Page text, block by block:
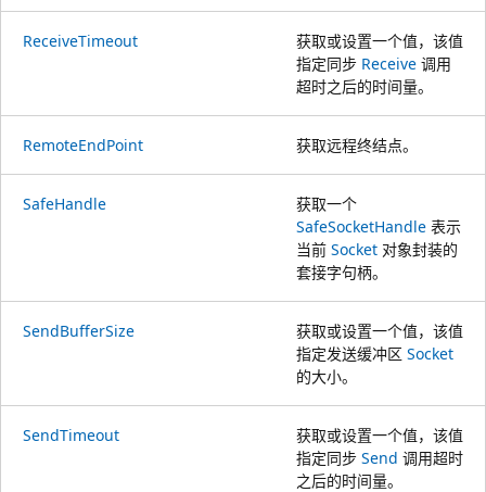
ReceiveTimeout
获取或设置一个值，该值
指定同步 Receive 调用
超时之后的时间量。
RemoteEndPoint 获取远程终结点。
SafeHandle
获取一个
SafeSocketHandle 表示
当前 Socket 对象封装的
套接字句柄。
SendBufferSize
获取或设置一个值，该值
指定发送缓冲区 Socket
的大小。
SendTimeout
获取或设置一个值，该值
指定同步 Send 调用超时
之后的时间量。